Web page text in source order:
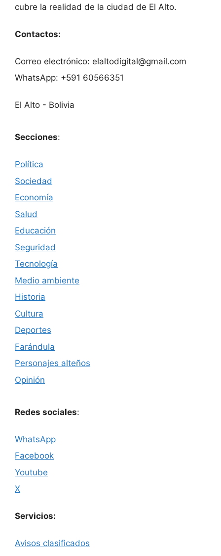
cubre la realidad de la ciudad de El Alto.
Contactos:
Correo electrónico: elaltodigital@gmail.com
WhatsApp: +591 60566351
El Alto - Bolivia
Secciones:
Política
Sociedad
Economía
Salud
Educación
Seguridad
Tecnología
Medio ambiente
Historia
Cultura
Deportes
Farándula
Personajes alteños
Opinión
Redes sociales:
WhatsApp
Facebook
Youtube
X
Servicios:
Avisos clasificados